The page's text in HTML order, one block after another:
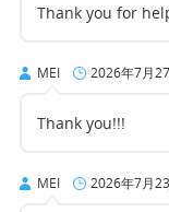
Thank you for
MEI 2026年7月
Thank you!!!
MEI 2026年7月